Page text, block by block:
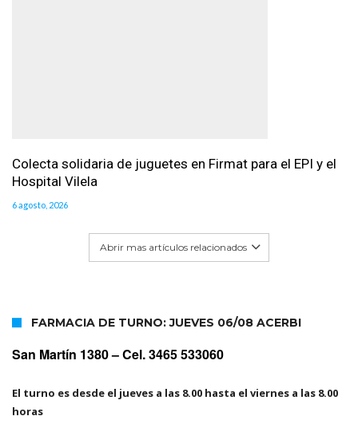
Colecta solidaria de juguetes en Firmat para el EPI y el
Hospital Vilela
6 agosto, 2026
Abrir mas artículos relacionados
FARMACIA DE TURNO: JUEVES 06/08 ACERBI
San Martín 1380 –Cel. 3465 533060
El turno es desde el jueves a las 8.00 hasta el viernes a las 8.00
horas